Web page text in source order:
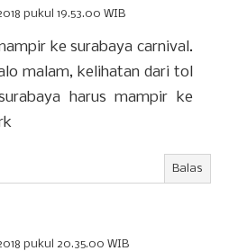
pukul 19.53.00 WIB
ke surabaya carnival.
malam, kelihatan dari tol
harus mampir ke
Balas
pukul 20.35.00 WIB